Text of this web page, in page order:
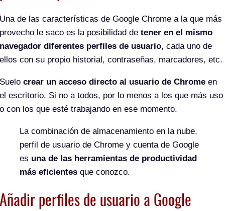
Una de las características de Google Chrome a la que más
provecho le saco es la posibilidad de tener en el mismo
navegador diferentes perfiles de usuario, cada uno de
ellos con su propio historial, contraseñas, marcadores, etc.
Suelo crear un acceso directo al usuario de Chrome en
el escritorio. Si no a todos, por lo menos a los que más uso
o con los que esté trabajando en ese momento.
La combinación de almacenamiento en la nube,
perfil de usuario de Chrome y cuenta de Google
es una de las herramientas de productividad
más eficientes que conozco.
Añadir perfiles de usuario a Google